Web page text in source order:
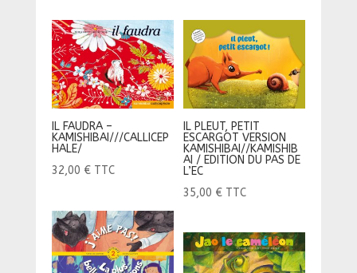
IL FAUDRA –
KAMISHIBAI///CALLICEP
HALE/
32,00 € TTC
IL PLEUT, PETIT
ESCARGOT VERSION
KAMISHIBAI//KAMISHIB
AI / EDITION DU PAS DE
L’EC
35,00 € TTC